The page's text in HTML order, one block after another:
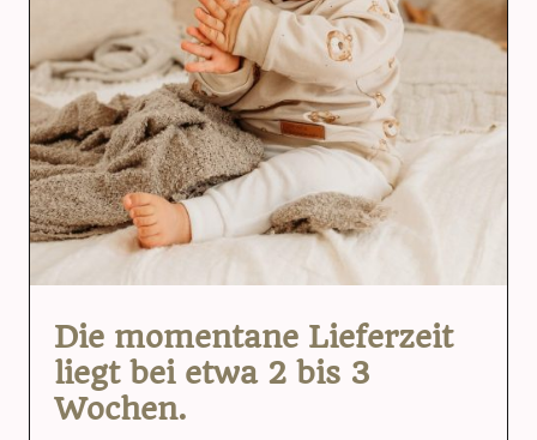
Die momentane Lieferzeit
liegt bei etwa 2 bis 3
Wochen.